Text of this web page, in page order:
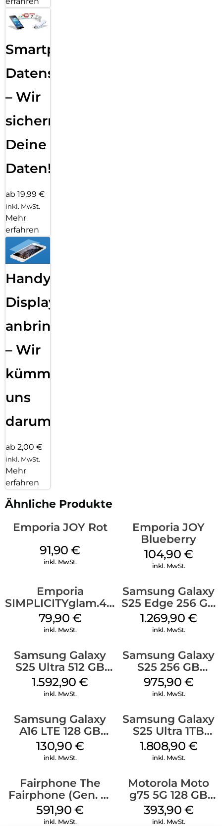
Smartphone
Datensicherung
– Wir
sichern
Deine
Daten!
ab 19,99 €
inkl. MwSt.
Mehr
erfahren
Handy
Displayfolie
anbringen
– Wir
kümmern
uns
darum!
ab 2,00 €
inkl. MwSt.
Mehr
erfahren
Ähnliche Produkte
Emporia JOY Rot
91,90€
inkl. MwSt.
Emporia JOY
Blueberry
104,90 €
inkl. MwSt.
Emporia
SIMPLICITYglam.4G
Schwarz
79,90 €
inkl. MwSt.
Samsung Galaxy
S25 Edge 256 GB
Titanium Silver
1.269,90 €
inkl. MwSt.
Samsung Galaxy
S25 Ultra 512 GB
Titanium
Whitesilver
1.592,90€
inkl. MwSt.
Samsung Galaxy
S25 256 GB
Icyblue
975,90 €
inkl. MwSt.
Samsung Galaxy
A16 LTE 128 GB
Black
130,90 €
inkl. MwSt.
Samsung Galaxy
S25 Ultra 1TB
Titanium Black
1.808,90 €
inkl. MwSt.
Fairphone The
Fairphone (Gen. 6)
256 GB Forest
Green
591,90€
inkl. MwSt.
Motorola Moto
g75 5G 128 GB
Charcoal Gray
393,90 €
inkl. MwSt.